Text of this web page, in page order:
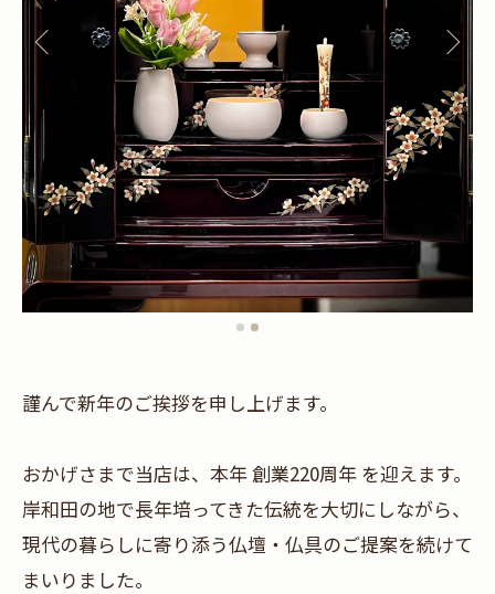
謹んで新年のご挨拶を申し上げます。
おかげさまで当店は、本年 創業220周年 を迎えます。
岸和田の地で長年培ってきた伝統を大切にしながら、
現代の暮らしに寄り添う仏壇・仏具のご提案を続けて
まいりました。